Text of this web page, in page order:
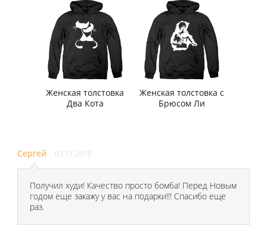
Женская толстовка
Два Кота
Женская толстовка с
Брюсом Ли
Сергей 03.11.2018
Получил худи! Качество просто бомба! Перед Новым
годом еще закажу у вас на подарки!!! Спасибо еще
раз.